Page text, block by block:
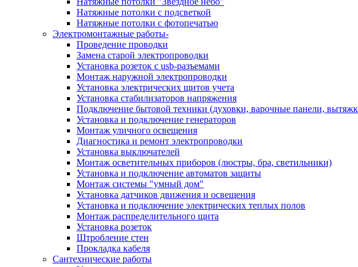
Натяжные потолки с подсветкой
Натяжные потолки с фотопечатью
Электромонтажные работы-
Проведение проводки
Замена старой электропроводки
Установка розеток с usb-разъемами
Монтаж наружной электропроводки
Установка электрических щитов учета
Установка стабилизаторов напряжения
Подключение бытовой техники (духовки, варочные панели,
Установка и подключение генераторов
Монтаж уличного освещения
Диагностика и ремонт электропроводки
Установка выключателей
Монтаж осветительных приборов (люстры, бра, светильники)
Установка и подключение автоматов защиты
Монтаж системы "умный дом"
Установка датчиков движения и освещения
Установка и подключение электрических теплых полов
Монтаж распределительного щита
Установка розеток
Штробление стен
Прокладка кабеля
Сантехнические работы